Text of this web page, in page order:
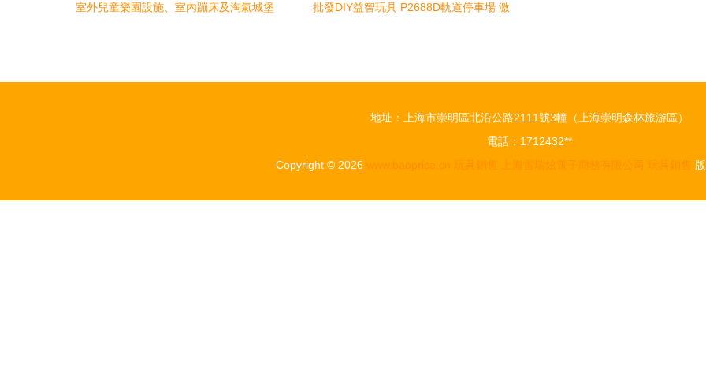
室外兒童樂園設施、室內蹦床及淘氣城堡
批發DIY益智玩具 P2688D軌道停車場 激
地址：上海市崇明區北沿公路2111號3幢（上海崇明森林旅游區）
電話：1712432**
Copyright © 2026 www.baoprice.cn 玩具銷售 上海雷瑞炫電子商務有限公司 玩具銷售